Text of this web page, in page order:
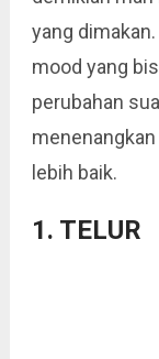
yang
mood yang
perubahan
lebih baik.
1. TELUR